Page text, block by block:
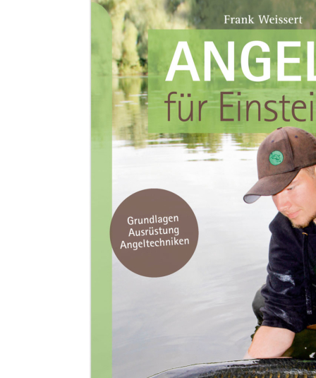
Angeln für Einsteiger